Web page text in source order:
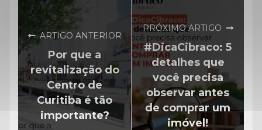
ARTIGO ANTERIOR
Por que a
revitalização do
Centro de
Curitiba é tão
importante?
PRÓXIMO ARTIGO
#DicaCibraco: 5
detalhes que
você precisa
observar antes
de comprar um
imóvel!